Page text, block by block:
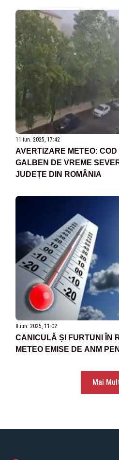
11 iun. 2025, 17:42
AVERTIZARE METEO: COD
GALBEN DE VREME
JUDEȚE DIN ROMÂNIA
8 iun. 2025, 11:02
CANICULĂ ȘI FURTUNI ÎN
METEO EMISE DE ANM
Mai